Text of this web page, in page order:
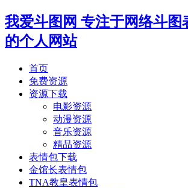
我爱斗图网 专注于网络斗图
的个人网站
首页
免费资源
资源下载
电影资源
动漫资源
音乐资源
精品资源
表情包下载
金馆长表情包
TNA教皇表情包